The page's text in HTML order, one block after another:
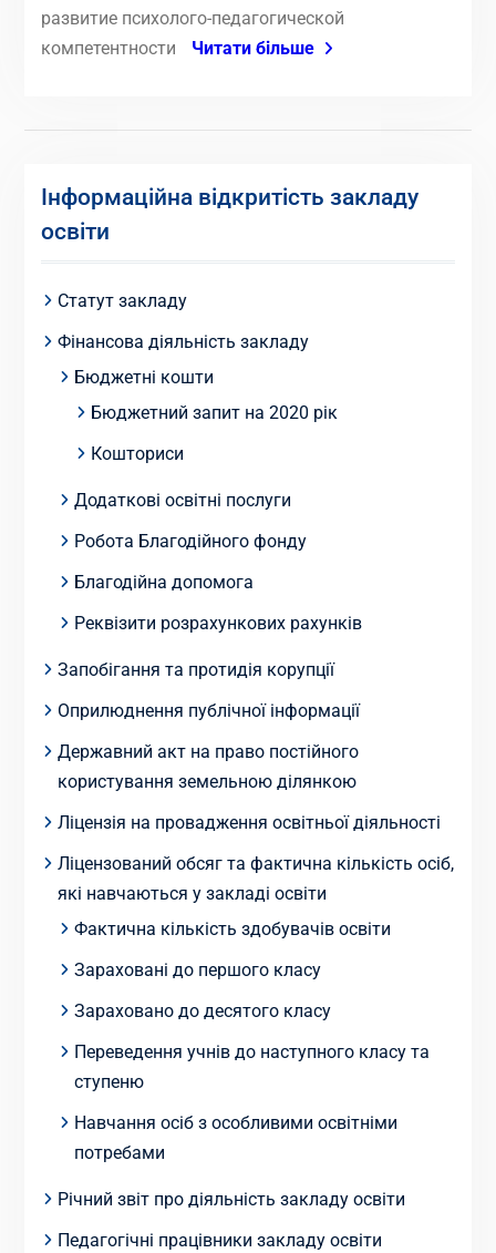
развитие психолого-педагогической
компетентности
Читати більше
Інформаційна відкритість закладу
освіти
Статут закладу
Фінансова діяльність закладу
Бюджетні кошти
Бюджетний запит на 2020 рік
Кошториси
Додаткові освітні послуги
Робота Благодійного фонду
Благодійна допомога
Реквізити розрахункових рахунків
Запобігання та протидія корупції
Оприлюднення публічної інформації
Державний акт на право постійного
користування земельною ділянкою
Ліцензія на провадження освітньої діяльності
Ліцензований обсяг та фактична кількість осіб,
які навчаються у закладі освіти
Фактична кількість здобувачів освіти
Зараховані до першого класу
Зараховано до десятого класу
Переведення учнів до наступного класу та
ступеню
Навчання осіб з особливими освітніми
потребами
Річний звіт про діяльність закладу освіти
Педагогічні працівники закладу освіти